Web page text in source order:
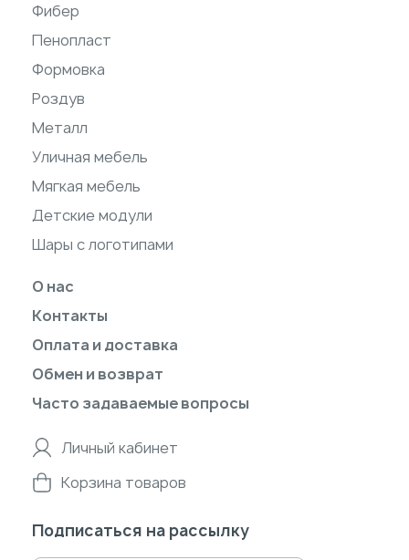
Фибер
Пенопласт
Формовка
Роздув
Металл
Уличная мебель
Мягкая мебель
Детские модули
Шары с логотипами
О нас
Контакты
Оплата и доставка
Обмен и возврат
Часто задаваемые вопросы
Личный кабинет
Корзина товаров
Подписаться на рассылку